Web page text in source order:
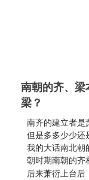
南朝的齐、
梁？
南齐的建立者是
但是多多少少还
我的大话南北朝
朝时期南朝的齐
后来萧衍上台后